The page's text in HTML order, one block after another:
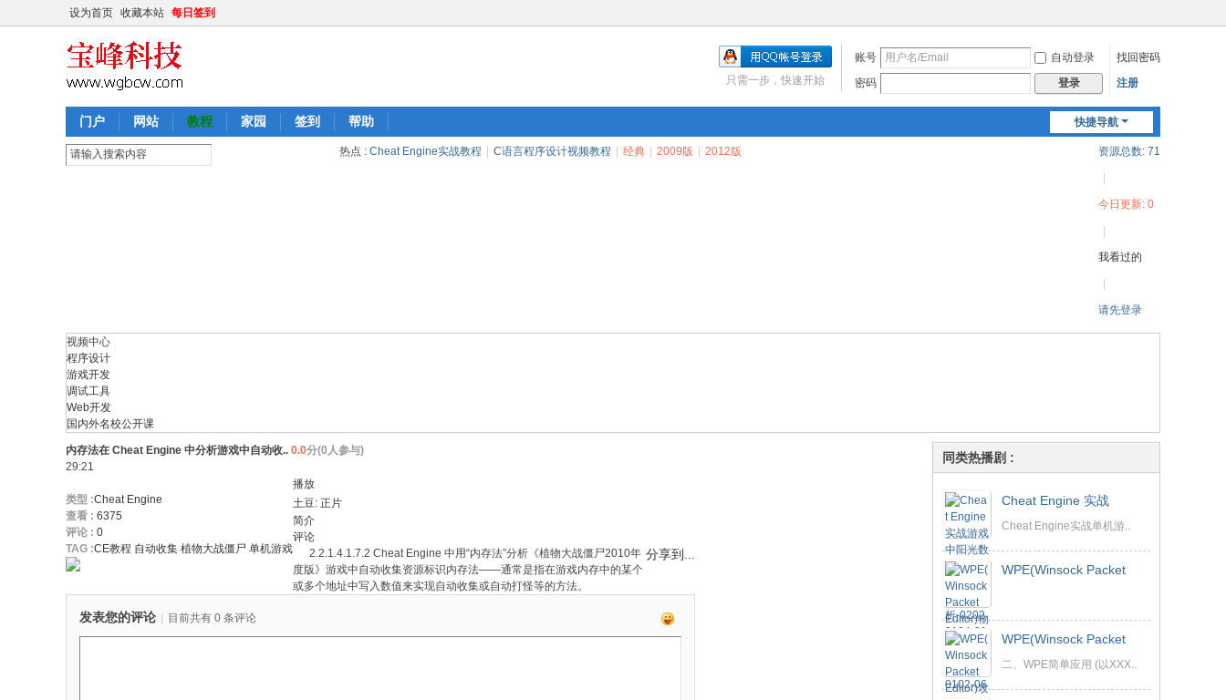
设为首页 收藏本站 每日签到
账号 自动登录
找回密码
密码
登录 注册
只需一步，快速开始
快捷导航
门户 网站 教程 家园 签到 帮助
资源总数: 71
今日更新: 0
我看过的
请先登录
热点 : Cheat Engine实战教程 C语言程序设计视频教程 经典 2009版 2012版
视频中心
程序设计
游戏开发
调试工具
Web开发
国内外名校公开课
内存法在 Cheat Engine 中分析游戏中自动收.. 0.0分(0人参与)
29:21
类型 :Cheat Engine
查看 : 6375
评论 : 0
TAG :CE教程 自动收集 植物大战僵尸 单机游戏
播放
土豆: 正片
简介
评论
分享到...
2.2.1.4.1.7.2 Cheat Engine 中用“内存法”分析《植物大战僵尸2010年
度版》游戏中自动收集资源标识内存法——通常是指在游戏内存中的某个
或多个地址中写入数值来实现自动收集或自动打怪等的方法。
发表您的评论 目前共有 0 条评论
同类热播剧 :
Cheat Engine 实战
Cheat Engine实战单机游..
WPE(Winsock Packet
WPE(Winsock Packet
二、WPE简单应用 (以XXX..